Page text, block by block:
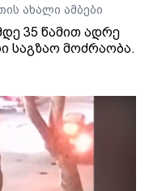
ახალი ამბები
35 წამით ადრე
საგზაო მოძრაობა.